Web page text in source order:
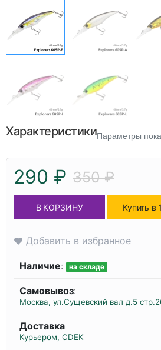
ХарактеристикиПараметры
290 ₽ 350 ₽
В КОРЗИНУ Купить в
Добавить в избранное
Наличие: на складе
Самовывоз:
Москва, ул.Сущевский вал д.5
Доставка
Курьером, CDEK